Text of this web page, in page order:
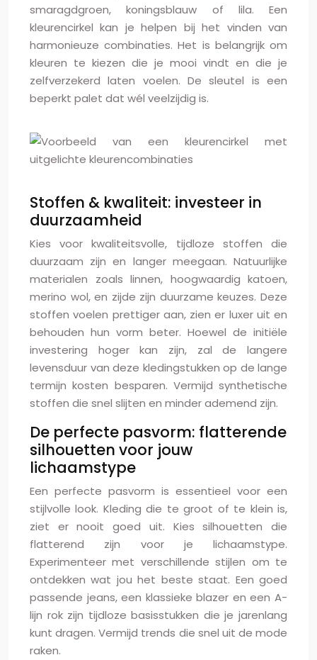
smaragdgroen, koningsblauw of lila. Een
kleurencirkel kan je helpen bij het vinden van
harmonieuze combinaties. Het is belangrijk om
kleuren te kiezen die je mooi vindt en die je
zelfverzekerd laten voelen. De sleutel is een
beperkt palet dat wél veelzijdig is.
Stoffen & kwaliteit: investeer in
duurzaamheid
Kies voor kwaliteitsvolle, tijdloze stoffen die
duurzaam zijn en langer meegaan. Natuurlijke
materialen zoals linnen, hoogwaardig katoen,
merino wol, en zijde zijn duurzame keuzes. Deze
stoffen voelen prettiger aan, zien er luxer uit en
behouden hun vorm beter. Hoewel de initiële
investering hoger kan zijn, zal de langere
levensduur van deze kledingstukken op de lange
termijn kosten besparen. Vermijd synthetische
stoffen die snel slijten en minder ademend zijn.
De perfecte pasvorm: flatterende
silhouetten voor jouw
lichaamstype
Een perfecte pasvorm is essentieel voor een
stijlvolle look. Kleding die te groot of te klein is,
ziet er nooit goed uit. Kies silhouetten die
flatterend zijn voor je lichaamstype.
Experimenteer met verschillende stijlen om te
ontdekken wat jou het beste staat. Een goed
passende jeans, een klassieke blazer en een A-
lijn rok zijn tijdloze basisstukken die je jarenlang
kunt dragen. Vermijd trends die snel uit de mode
raken.